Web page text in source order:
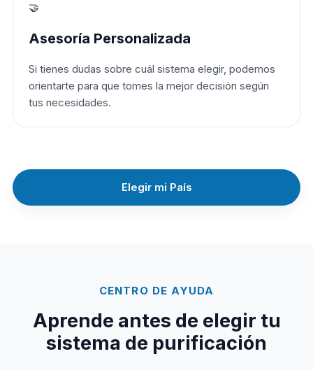
🤝
Asesoría Personalizada
Si tienes dudas sobre cuál sistema elegir, podemos
orientarte para que tomes la mejor decisión según
tus necesidades.
Elegir mi País
CENTRO DE AYUDA
Aprende antes de elegir tu
sistema de purificación